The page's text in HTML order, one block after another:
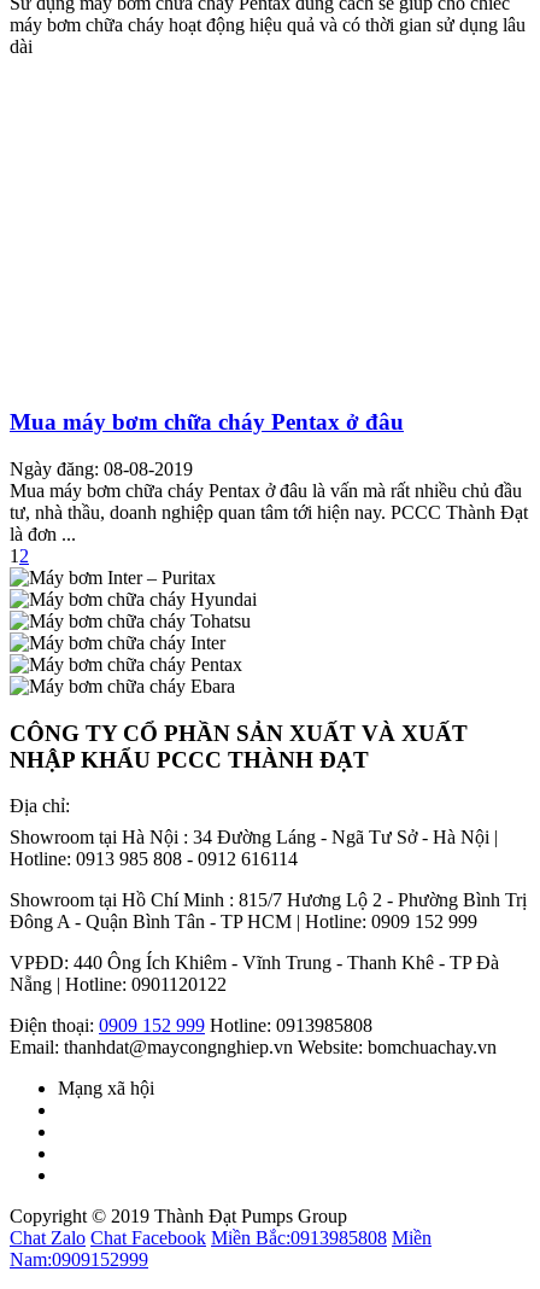
máy bơm chữa cháy hoạt động hiệu quả và có thời gian sử dụng lâu
dài
Mua máy bơm chữa cháy Pentax ở đâu
Ngày đăng: 08-08-2019
Mua máy bơm chữa cháy Pentax ở đâu là vấn mà rất nhiều chủ đầu
tư, nhà thầu, doanh nghiệp quan tâm tới hiện nay. PCCC Thành Đạt
là đơn ...
1 2
CÔNG TY CỔ PHẦN SẢN XUẤT VÀ XUẤT
NHẬP KHẨU PCCC THÀNH ĐẠT
Địa chỉ:
Showroom tại Hà Nội : 34 Đường Láng - Ngã Tư Sở - Hà Nội |
Hotline: 0913 985 808 - 0912 616114
Showroom tại Hồ Chí Minh : 815/7 Hương Lộ 2 - Phường Bình Trị
Đông A - Quận Bình Tân - TP HCM | Hotline: 0909 152 999
VPĐD: 440 Ông Ích Khiêm - Vĩnh Trung - Thanh Khê - TP Đà
Nẵng | Hotline: 0901120122
Điện thoại: 0909 152 999 Hotline: 0913985808
Email: thanhdat@maycongnghiep.vn Website: bomchuachay.vn
Mạng xã hội
Copyright © 2019 Thành Đạt Pumps Group
Chat Zalo Chat Facebook Miền Bắc:0913985808 Miền
Nam:0909152999